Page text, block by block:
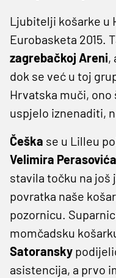
Ljubitelji košarke u
Eurobasketa 2015.
zagrebačkoj Areni,
dok se već u toj
Hrvatska muči,
uspjelo iznenaditi,
Češka se u Lilleu
Velimira Perasovića
stavila točku na još
povratka naše
pozornicu.
momčadsku
Satoransky
asistencija, a prvo